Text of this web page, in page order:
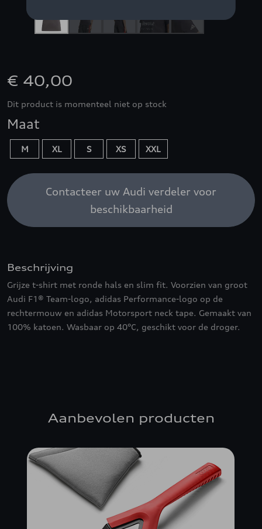
€ 40,00
Dit product is momenteel niet op stock
Maat
M XL S XS XXL
Contacteer uw Audi verdeler voor
beschikbaarheid
Beschrijving
Grijze t-shirt met ronde hals en slim fit. Voorzien van groot
Audi F1® Team-logo, adidas Performance-logo op de
rechtermouw en adidas Motorsport neck tape. Gemaakt van
100% katoen. Wasbaar op 40°C, geschikt voor de droger.
Aanbevolen producten